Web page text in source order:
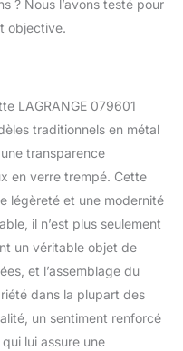
? Nous l’avons testé pour
objective.
LAGRANGE 079601
traditionnels en métal
transparence
en verre trempé. Cette
légèreté et une modernité
il n’est plus seulement
un véritable objet de
et l’assemblage du
dans la plupart des
un sentiment renforcé
lui assure une